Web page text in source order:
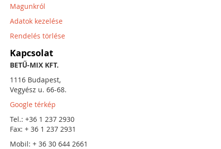
Magunkról
Adatok kezelése
Rendelés törlése
Kapcsolat
BETŰ-MIX KFT.
1116 Budapest,
Vegyész u. 66-68.
Google térkép
Tel.: +36 1 237 2930
Fax: + 36 1 237 2931
Mobil: + 36 30 644 2661